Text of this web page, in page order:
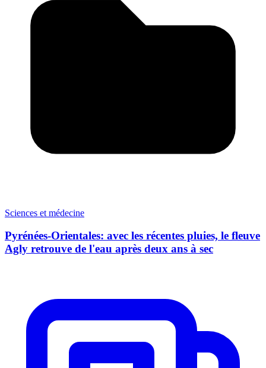
Sciences et médecine
Pyrénées-Orientales: avec les récentes pluies, le fleuve
Agly retrouve de l'eau après deux ans à sec